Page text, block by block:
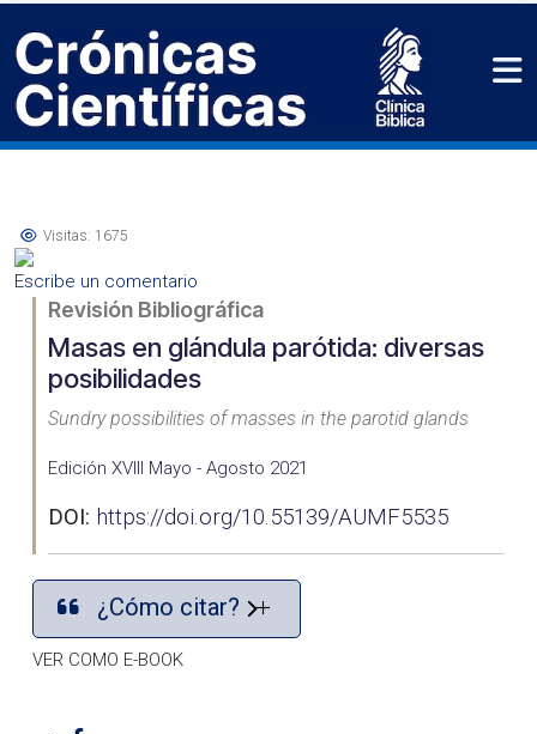
Visitas: 1675
Escribe un comentario
Revisión Bibliográfica
Masas en glándula parótida: diversas
posibilidades
Sundry possibilities of masses in the parotid glands
Edición XVIII Mayo - Agosto 2021
DOI: https://doi.org/10.55139/AUMF5535
¿Cómo citar?
VER COMO E-BOOK